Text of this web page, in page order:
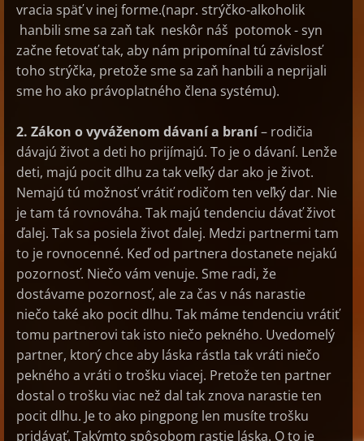
vracia späť v inej forme.(napr. strýčko-alkoholik
hanbili sme sa zaň tak neskôr náš potomok - syn
začne fetovať tak, aby nám pripomínal tú závislosť
toho strýčka, pretože sme sa zaň hanbili a neprijali
sme ho ako právoplatného člena systému).
2. Zákon o vyváženom dávaní a braní– rodičia
dávajú život a deti ho prijímajú. To je o dávaní. Lenže
deti, majú pocit dlhu za tak veľký dar ako je život.
Nemajú tú možnosť vrátiť rodičom ten veľký dar. Nie
je tam tá rovnováha. Tak majú tendenciu dávať život
ďalej. Tak sa posiela život ďalej. Medzi partnermi tam
to je rovnocenné. Keď od partnera dostanete nejakú
pozornosť. Niečo vám venuje. Sme radi, že
dostávame pozornosť, ale za čas v nás narastie
niečo také ako pocit dlhu. Tak máme tendenciu vrátiť
tomu partnerovi tak isto niečo pekného. Uvedomelý
partner, ktorý chce aby láska rástla tak vráti niečo
pekného a vráti o trošku viacej. Pretože ten partner
dostal o trošku viac než dal tak znova narastie ten
pocit dlhu. Je to ako pingpong len musíte trošku
pridávať. Takýmto spôsobom rastie láska. O to je